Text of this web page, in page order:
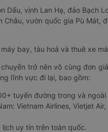
Dấu, vịnh Lan Hạ, đảo Bạch
Châu, vườn quốc gia Pù
bay, tàu hoả và thuê xe
trở nên vô cùng đơn
lĩnh vực đi lại, bao gồm:
tuyến đường trong và ngoài
Vietnam Airlines, Vietjet
uy tín trên toàn quốc.